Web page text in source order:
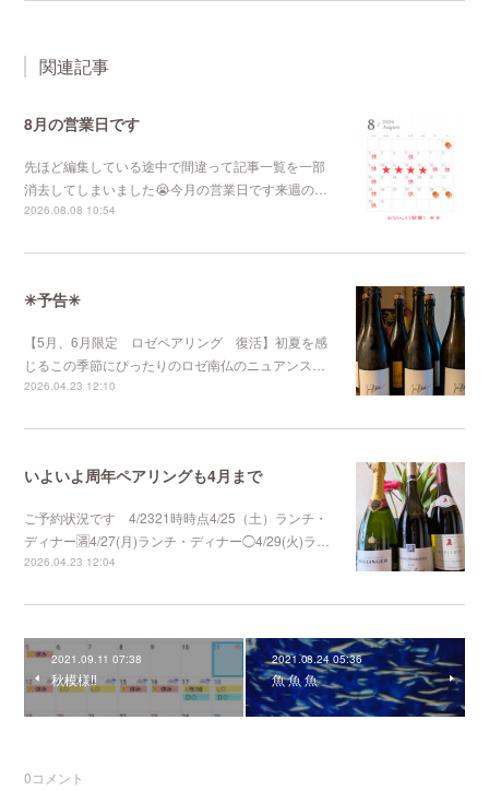
関連記事
8月の営業日です
先ほど編集している途中で間違って記事一覧を一部
消去してしまいました😭今月の営業日です来週の…
2026.08.08 10:54
✳︎予告✳︎
【5月、6月限定 ロゼペアリング 復活】初夏を感
じるこの季節にぴったりのロゼ南仏のニュアンス…
2026.04.23 12:10
いよいよ周年ペアリングも4月まで
ご予約状況です 4/2321時時点4/25（土）ランチ・
ディナー🈵4/27(月)ランチ・ディナー◯4/29(火)ラ…
2026.04.23 12:04
2021.09.11 07:38
秋模様‼️
2021.08.24 05:36
魚 魚 魚
0コメント